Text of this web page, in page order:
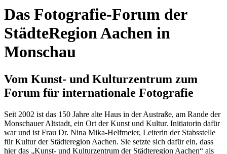
Das Fotografie-Forum der
StädteRegion Aachen in
Monschau
Vom Kunst- und Kulturzentrum zum
Forum für internationale Fotografie
Seit 2002 ist das 150 Jahre alte Haus in der Austraße, am Rande der
Monschauer Altstadt, ein Ort der Kunst und Kultur. Initiatorin dafür
war und ist Frau Dr. Nina Mika-Helfmeier, Leiterin der Stabsstelle
für Kultur der Städteregion Aachen. Sie setzte sich dafür ein, dass
hier das „Kunst- und Kulturzentrum der Städteregion Aachen“ als